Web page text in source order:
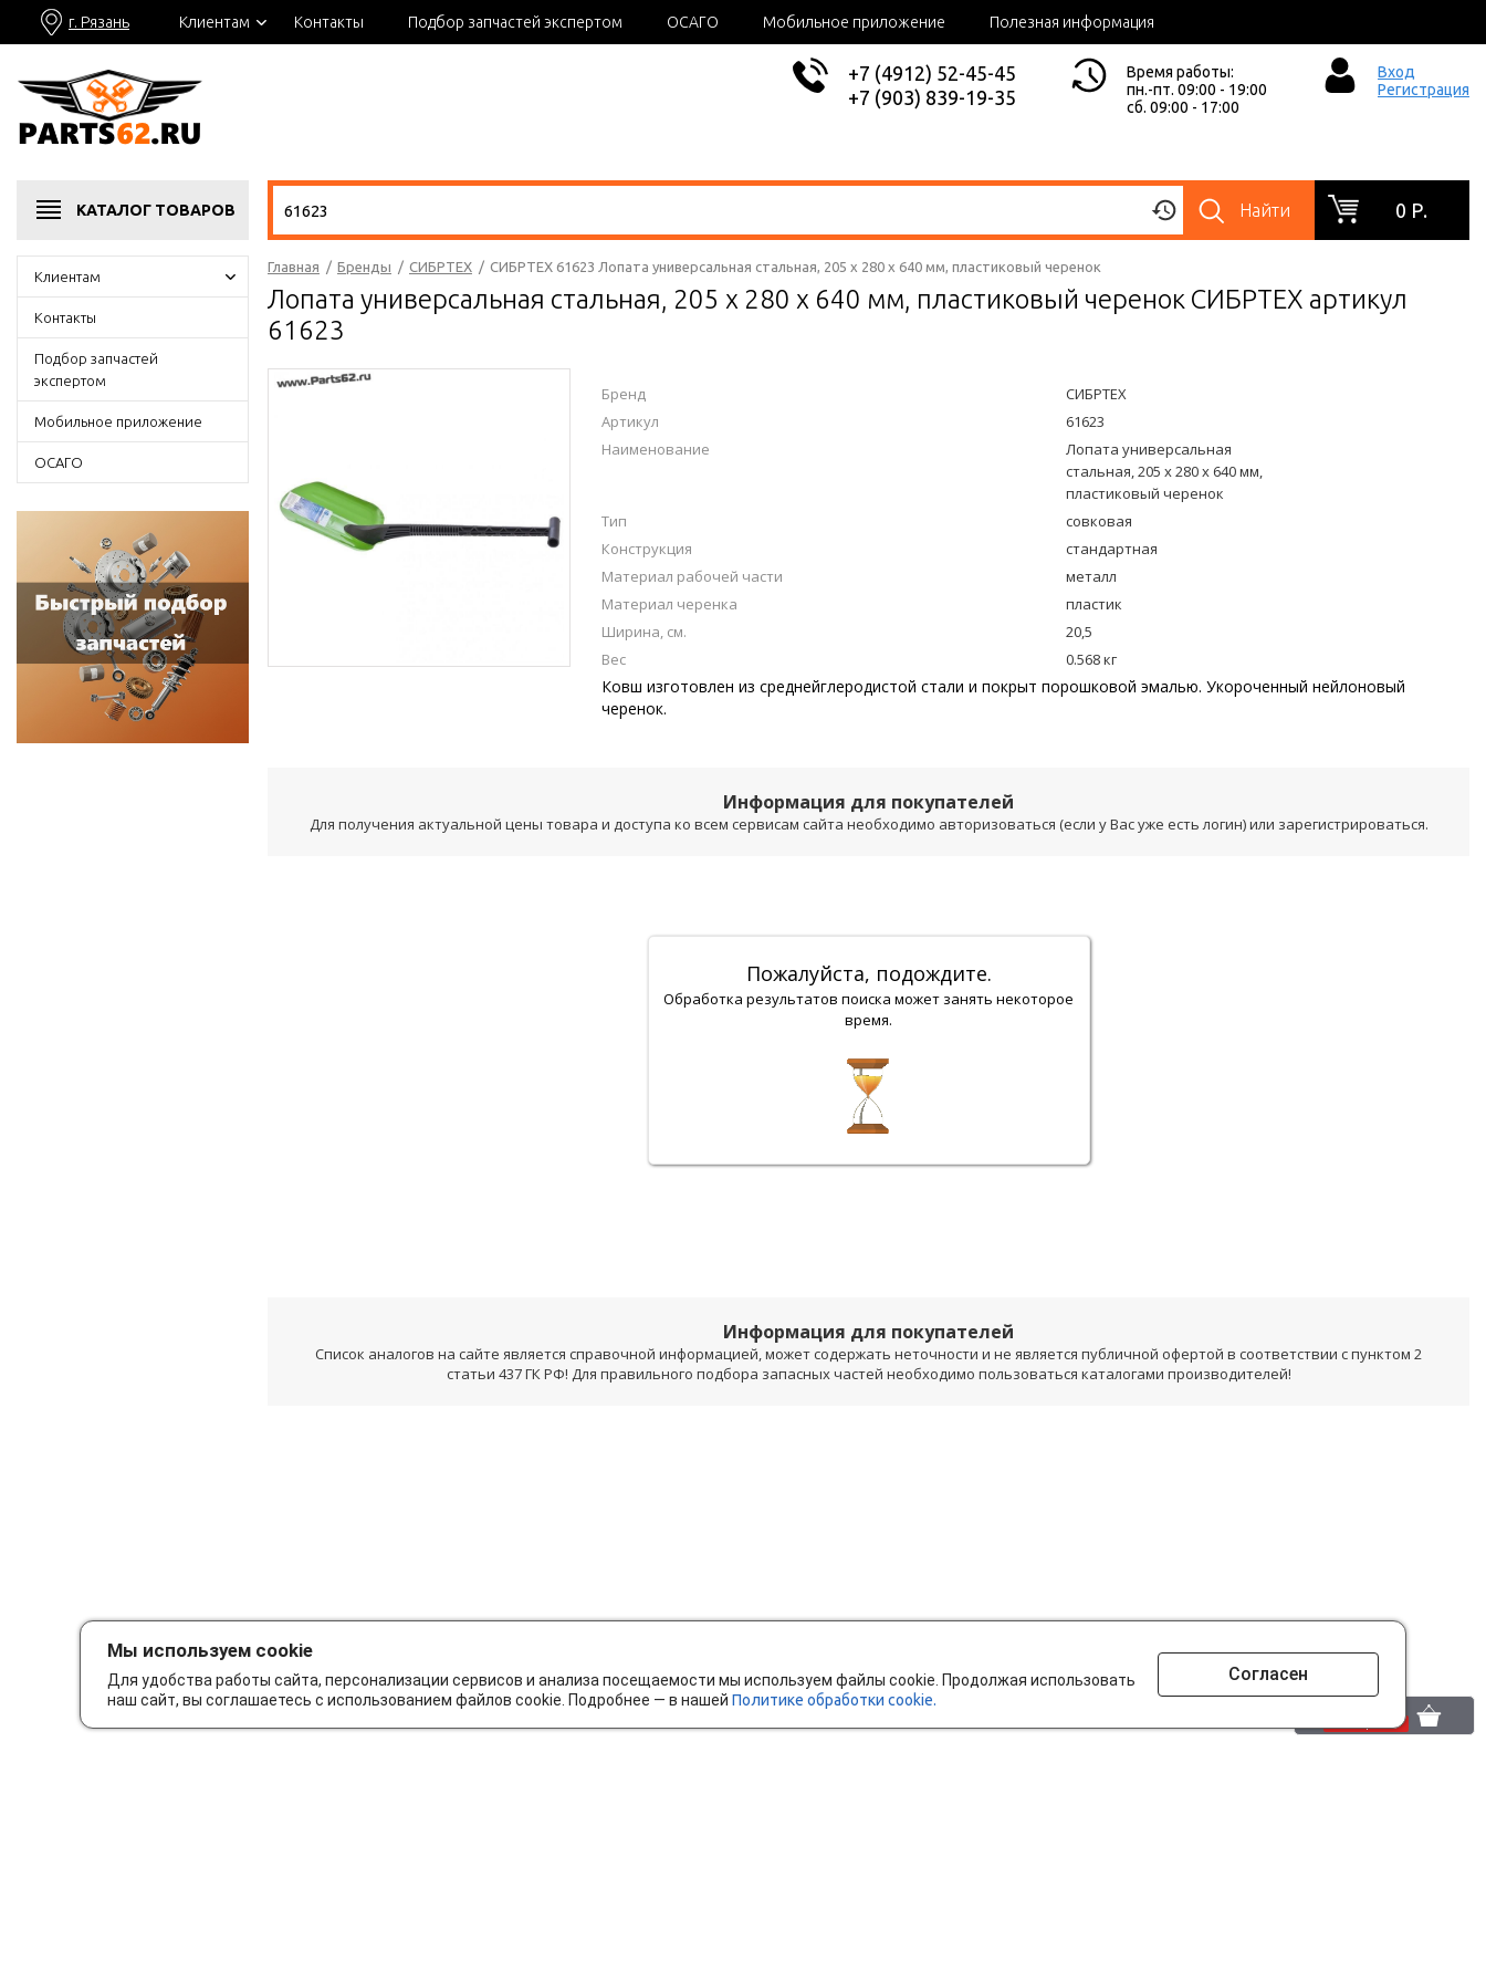
г. Рязань Клиентам Контакты Подбор запчастей экспертом ОСАГО Мобильное приложение Полезная информация
+7 (4912) 52-45-45
+7 (903) 839-19-35
Время работы:
пн.-пт. 09:00 - 19:00
сб. 09:00 - 17:00
Вход
Регистрация
КАТАЛОГ ТОВАРОВ Найти 0 Р.
Клиентам
Контакты
Подбор запчастей
экспертом
Мобильное приложение
ОСАГО
Главная / Бренды / СИБРТЕХ / СИБРТЕХ 61623 Лопата универсальная стальная, 205 х 280 х 640 мм, пластиковый черенок
Лопата универсальная стальная, 205 х 280 х 640 мм, пластиковый черенок СИБРТЕХ артикул
61623
Бренд
СИБРТЕХ
Артикул
61623
Наименование
Лопата универсальная
стальная, 205 х 280 х 640 мм,
пластиковый черенок
Тип
совковая
Конструкция
стандартная
Материал рабочей части
металл
Материал черенка
пластик
Ширина, см.
20,5
Вес
0.568 кг
Ковш изготовлен из среднейглеродистой стали и покрыт порошковой эмалью. Укороченный нейлоновый
черенок.
Информация для покупателей
Для получения актуальной цены товара и доступа ко всем сервисам сайта необходимо авторизоваться (если у Вас уже есть логин) или зарегистрироваться.
Пожалуйста, подождите.
Обработка результатов поиска может занять некоторое
время.
Информация для покупателей
Список аналогов на сайте является справочной информацией, может содержать неточности и не является публичной офертой в соответствии с пунктом 2
статьи 437 ГК РФ! Для правильного подбора запасных частей необходимо пользоваться каталогами производителей!
Мы используем cookie
Для удобства работы сайта, персонализации сервисов и анализа посещаемости мы используем файлы cookie. Продолжая использовать
наш сайт, вы соглашаетесь с использованием файлов cookie. Подробнее — в нашей Политике обработки cookie.
Согласен